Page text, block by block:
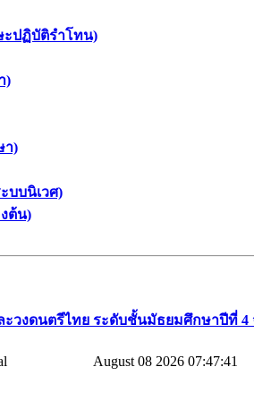
ะปฏิบัติรำโทน)
)
า)
บบนิเวศ)
ต้น)
ะวงดนตรีไทย​ ระดับชั้นมัธยมศึกษาปีที่​
August 08 2026 07:47:41